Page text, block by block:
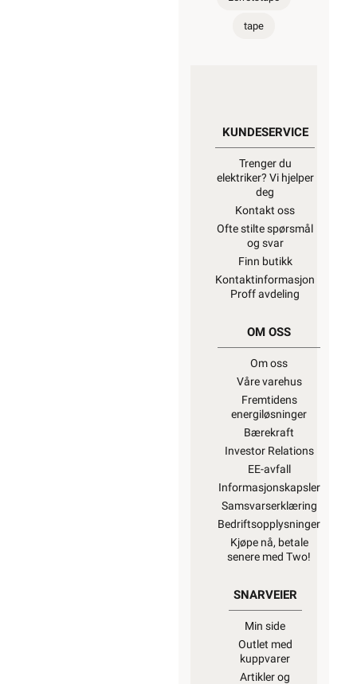
tape
KUNDESERVICE
Trenger du
elektriker? Vi hjelper
deg
Kontakt oss
Ofte stilte spørsmål
og svar
Finn butikk
Kontaktinformasjon
Proff avdeling
OM OSS
Om oss
Våre varehus
Fremtidens
energiløsninger
Bærekraft
Investor Relations
EE-avfall
Informasjonskapsler
Samsvarserklæring
Bedriftsopplysninger
Kjøpe nå, betale
senere med Two!
SNARVEIER
Min side
Outlet med
kuppvarer
Artikler og